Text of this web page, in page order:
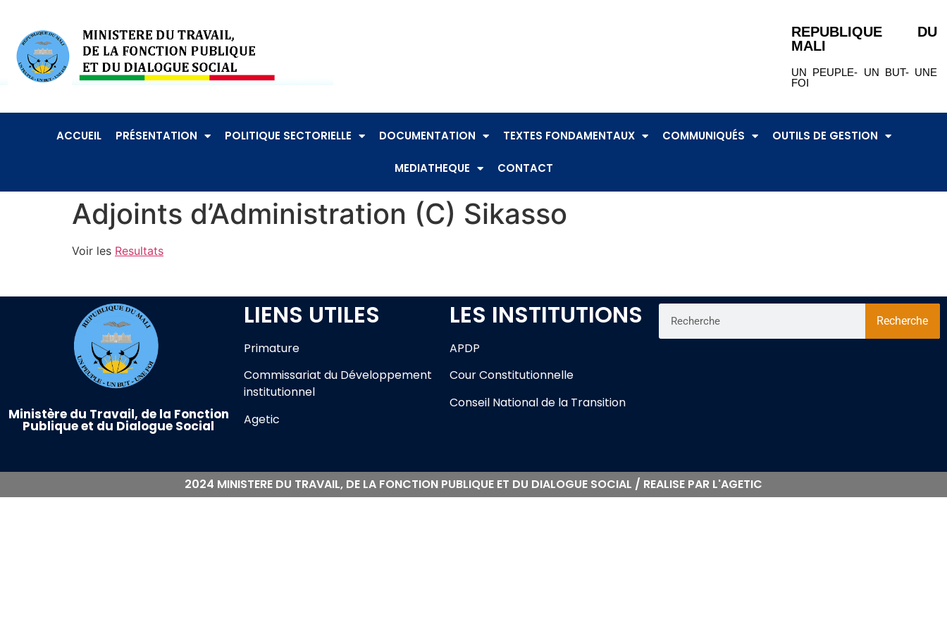
REPUBLIQUE DU
MALI
UN PEUPLE- UN BUT- UNE
FOI
ACCUEIL PRÉSENTATION POLITIQUE SECTORIELLE DOCUMENTATION TEXTES FONDAMENTAUX COMMUNIQUÉS OUTILS DE GESTION
MEDIATHEQUE CONTACT
Adjoints d’Administration (C) Sikasso
Voir les Resultats
Ministère du Travail, de la Fonction
Publique et du Dialogue Social
LIENS UTILES
Primature
Commissariat du Développement
institutionnel
Agetic
LES INSTITUTIONS
APDP
Cour Constitutionnelle
Conseil National de la Transition
Recherche
2024 MINISTERE DU TRAVAIL, DE LA FONCTION PUBLIQUE ET DU DIALOGUE SOCIAL / REALISE PAR L'AGETIC